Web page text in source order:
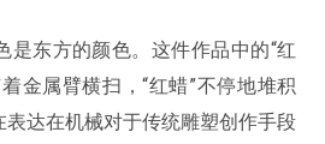
是东方的颜色。这件作品中的“红
金属臂横扫，“红蜡”不停地堆积
达在机械对于传统雕塑创作手段